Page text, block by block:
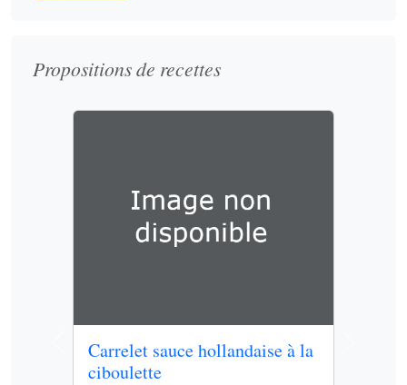
Propositions de recettes
Carrelet sauce hollandaise à la
ciboulette
Previous